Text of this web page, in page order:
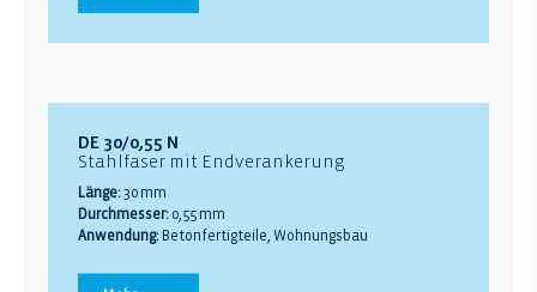
DE 30/0,55 N
Stahlfaser mit Endverankerung
Länge:30 mm
Durchmesser: 0,55 mm
Anwendung: Betonfertigteile, Wohnungsbau